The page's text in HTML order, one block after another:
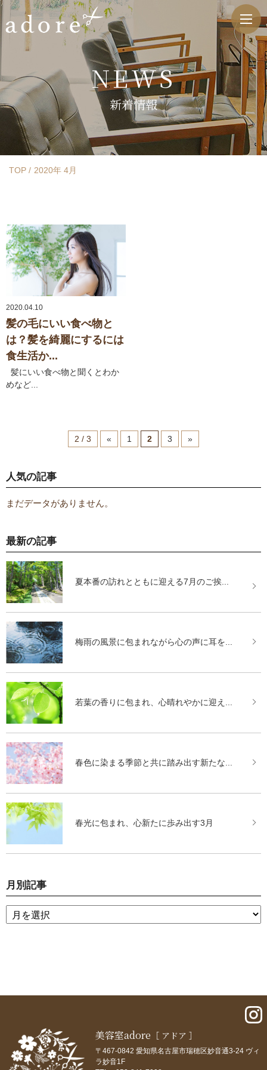
NEWS
新着情報
TOP 2020年 4月
2020.04.10
髪の毛にいい食べ物と
は？髪を綺麗にするには
食生活か...
髪にいい食べ物と聞くとわか
めなど...
2 / 3 « 1 2 3 »
人気の記事
まだデータがありません。
最新の記事
夏本番の訪れとともに迎える7月のご挨...
梅雨の風景に包まれながら心の声に耳を...
若葉の香りに包まれ、心晴れやかに迎え...
春色に染まる季節と共に踏み出す新たな...
春光に包まれ、心新たに歩み出す3月
月別記事
美容室adore ［ アドア ］
〒467-0842 愛知県名古屋市瑞穂区妙音通3-24 ヴィ
ラ妙音1F